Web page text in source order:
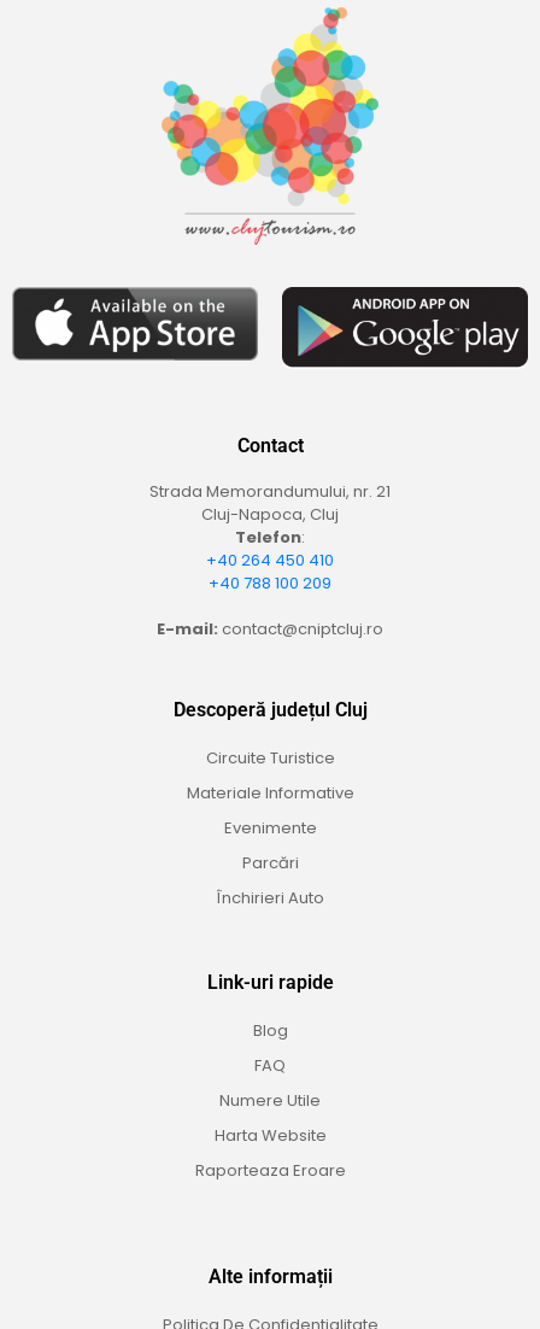
Contact
Strada Memorandumului, nr. 21
Cluj-Napoca, Cluj
Telefon:
+40 264 450 410
+40 788 100 209
E-mail: contact@cniptcluj.ro
Descoperă județul Cluj
Circuite Turistice
Materiale Informative
Evenimente
Parcări
Închirieri Auto
Link-uri rapide
Blog
FAQ
Numere Utile
Harta Website
Raporteaza Eroare
Alte informații